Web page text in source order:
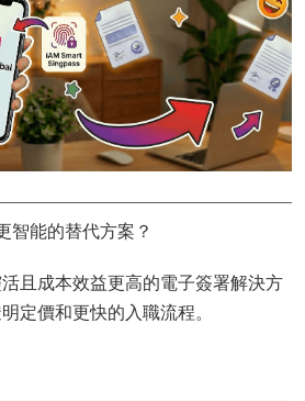
智能的替代方案？
且成本效益更高的電子簽署解決方
明定價和更快的入職流程。